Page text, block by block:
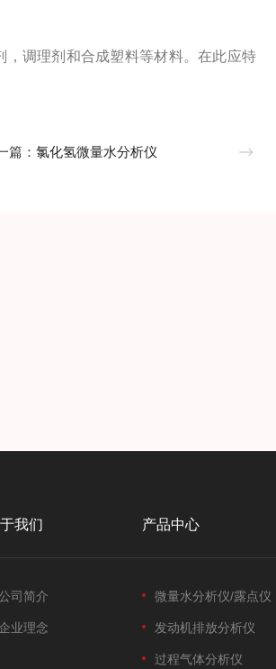
调理剂和合成塑料等材料。在此应特
篇：氯化氢微量水分析仪
我们
司简介
业理念
产品中心
微量水分析仪/露点仪
发动机排放分析仪
过程气体分析仪